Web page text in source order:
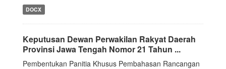
DOCX
Keputusan Dewan Perwakilan Rakyat Daerah
Provinsi Jawa Tengah Nomor 21 Tahun ...
Pembentukan Panitia Khusus Pembahasan Rancangan